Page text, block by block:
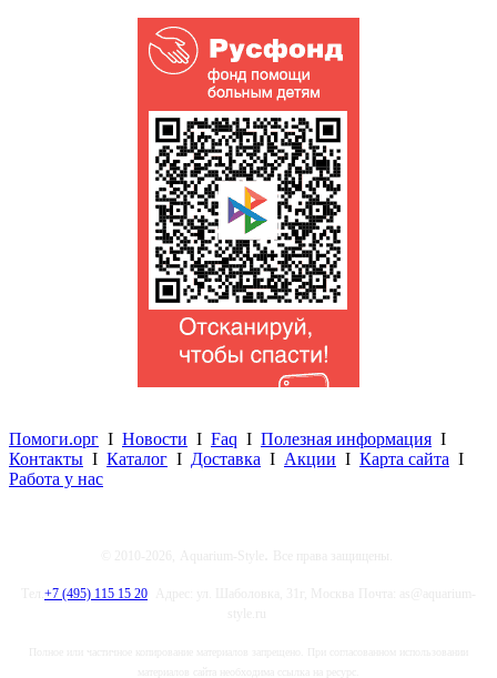
Помоги.орг I Новости I Faq I Полезная информация I
Контакты I Каталог I Доставка I Акции I Карта сайта I
Работа у нас
+7 (495) 115 15 20